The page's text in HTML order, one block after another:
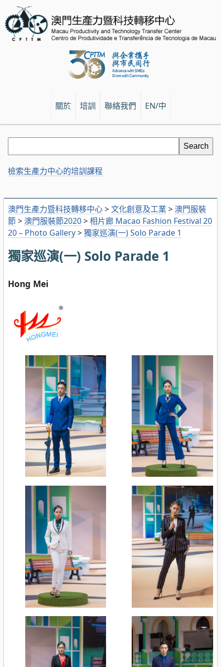
關於 培訓 聯絡我們 EN/中
澳門生產力暨科技轉移中心>文化創意及工業 > 澳門服裝
節> 澳門服裝節2020>相片廊 Macao Fashion Festival 20
20 – Photo Gallery>獨家巡演(一) Solo Parade 1
獨家巡演(一) Solo Parade 1
Hong Mei
檢索生產力中心的培訓課程